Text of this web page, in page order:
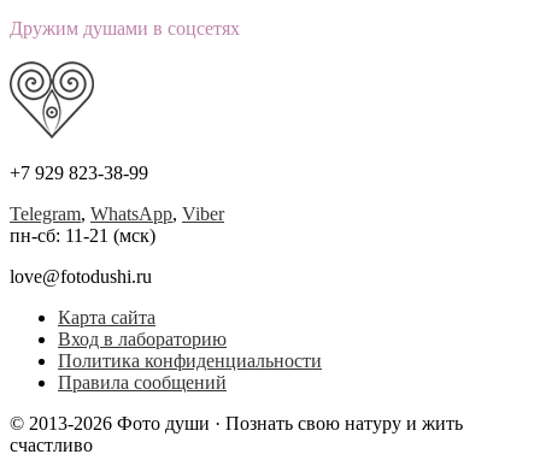
Дружим душами в соцсетях
+7 929 823-38-99
Telegram, WhatsApp, Viber
пн-сб: 11-21 (мск)
love@fotodushi.ru
Карта сайта
Вход в лабораторию
Политика конфиденциальности
Правила сообщений
© 2013-2026 Фото души · Познать свою натуру и жить
счастливо